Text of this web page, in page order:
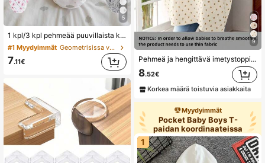
5
1 kpl/3 kpl pehmeää puuvillaista kapalopeittoa, sopii vastasyntyneille vauvoille, sopii kevääseen ja kesään, helppokäyttöinen ja käärittävä, sopii 0–3 kuukauden ikäisille vauvoille, sopii lahjaksi erilaisiin tilaisuuksiin, sopii vastasyntyneen vauvan välttämättömyystarvikkeiden luetteloon
#1 Myydyimmät Geometrisissa vauvan kapaloissa
7.11€
9
Pehmeä ja hengittävä imetystoppi äideille, kevät/kesä
8.52€
Korkea määrä toistuvia asiakkaita
Myydyimmät
Pocket Baby Boys T-
paidan koordinaateissa
1